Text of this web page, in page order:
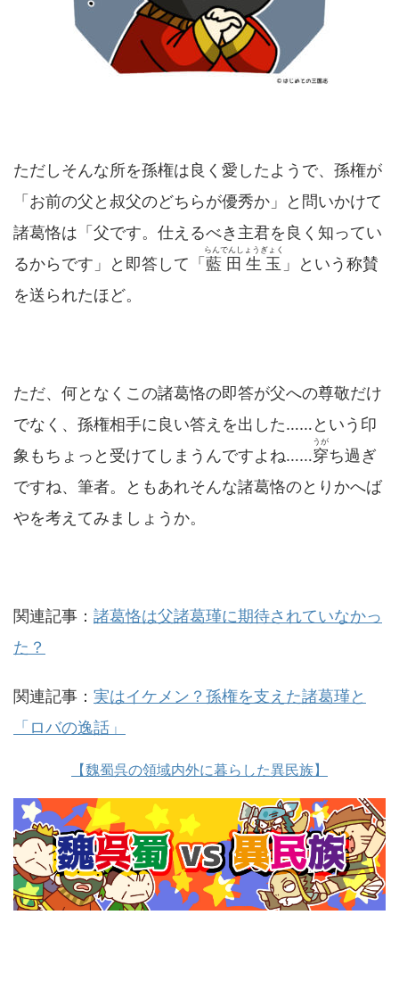
ただしそんな所を孫権は良く愛したようで、孫権が
「お前の父と叔父のどちらが優秀か」と問いかけて
諸葛恪は「父です。仕えるべき主君を良く知ってい
るからです」と即答して「藍田生玉
らんでんしょうぎょく
」という称賛
を送られたほど。
ただ、何となくこの諸葛恪の即答が父への尊敬だけ
でなく、孫権相手に良い答えを出した……という印
象もちょっと受けてしまうんですよね……穿
うが
ち過ぎ
ですね、筆者。ともあれそんな諸葛恪のとりかへば
やを考えてみましょうか。
関連記事： 諸葛恪は父諸葛瑾に期待されていなかっ
た？
関連記事： 実はイケメン？孫権を支えた諸葛瑾と
「ロバの逸話」
【魏蜀呉の領域内外に暮らした異民族】